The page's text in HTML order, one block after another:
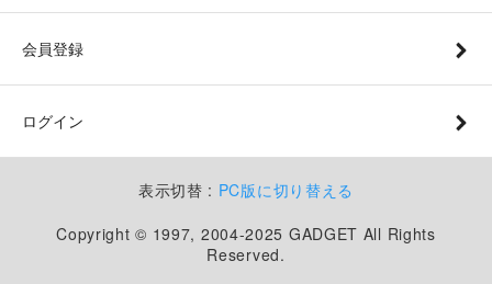
会員登録
ログイン
表示切替 : PC版に切り替える
Copyright © 1997, 2004-2025 GADGET All Rights
Reserved.